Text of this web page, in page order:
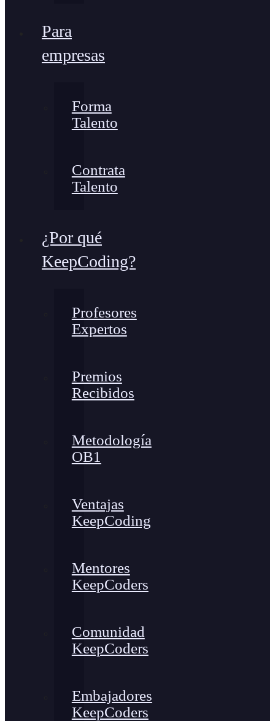
Para
empresas
Forma
Talento
Contrata
Talento
¿Por qué
KeepCoding?
Profesores
Expertos
Premios
Recibidos
Metodología
OB1
Ventajas
KeepCoding
Mentores
KeepCoders
Comunidad
KeepCoders
Embajadores
KeepCoders